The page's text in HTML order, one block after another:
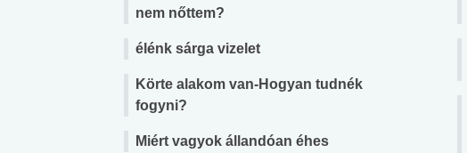
nem nőttem?
élénk sárga vizelet
Körte alakom van-Hogyan tudnék
fogyni?
Miért vagyok állandóan éhes